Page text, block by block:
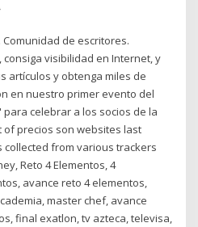
de escritores.
visibilidad en Internet, y
artículos y obtenga miles de
en nuestro primer evento del
para celebrar a los socios de la
of precios son websites last
collected from various trackers
Reto 4 Elementos, 4
avance reto 4 elementos,
master chef, avance
final exatlon, tv azteca, televisa,